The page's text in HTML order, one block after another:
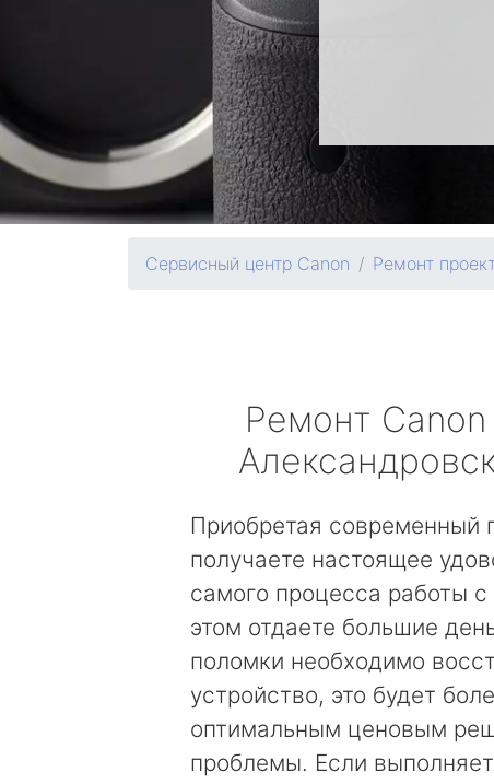
Сервисный центр Canon Ремонт
Ремонт Canon
Приобретая современный
получаете настоящее
самого процесса работы
этом отдаете большие
поломки необходимо
устройство, это будет
оптимальным ценовым
проблемы. Если